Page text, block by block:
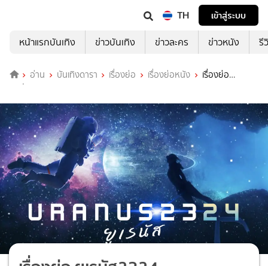
TH
เข้าสู่ระบบ
หน้าแรกบันเทิง
ข่าวบันเทิง ข่าวละคร ข่าวหนัง รี
อ่าน บันเทิงดารา เรื่องย่อ เรื่องย่อหนัง
เรื่องย่อ
ยูเรนัส2324 Uranus2324